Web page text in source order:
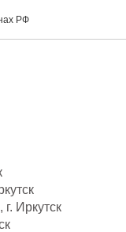
РФ
Иркутск